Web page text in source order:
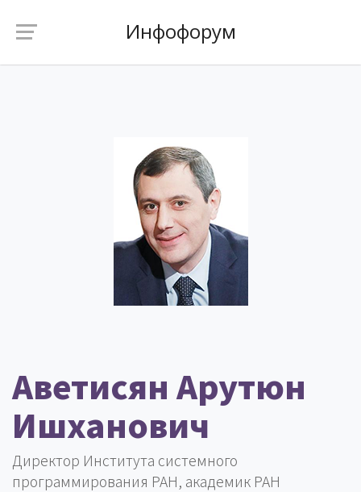
Инфофорум
Аветисян Арутюн
Ишханович
Директор Института системного
программирования РАН, академик РАН